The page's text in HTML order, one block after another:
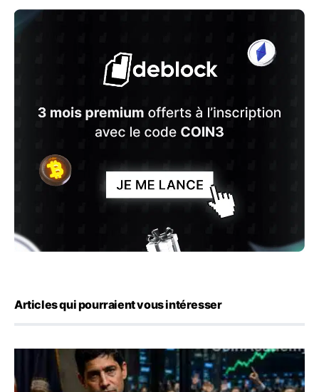
Articles qui pourraient vous intéresser
Emploi américain : 23 000 postes détruits en juillet, les